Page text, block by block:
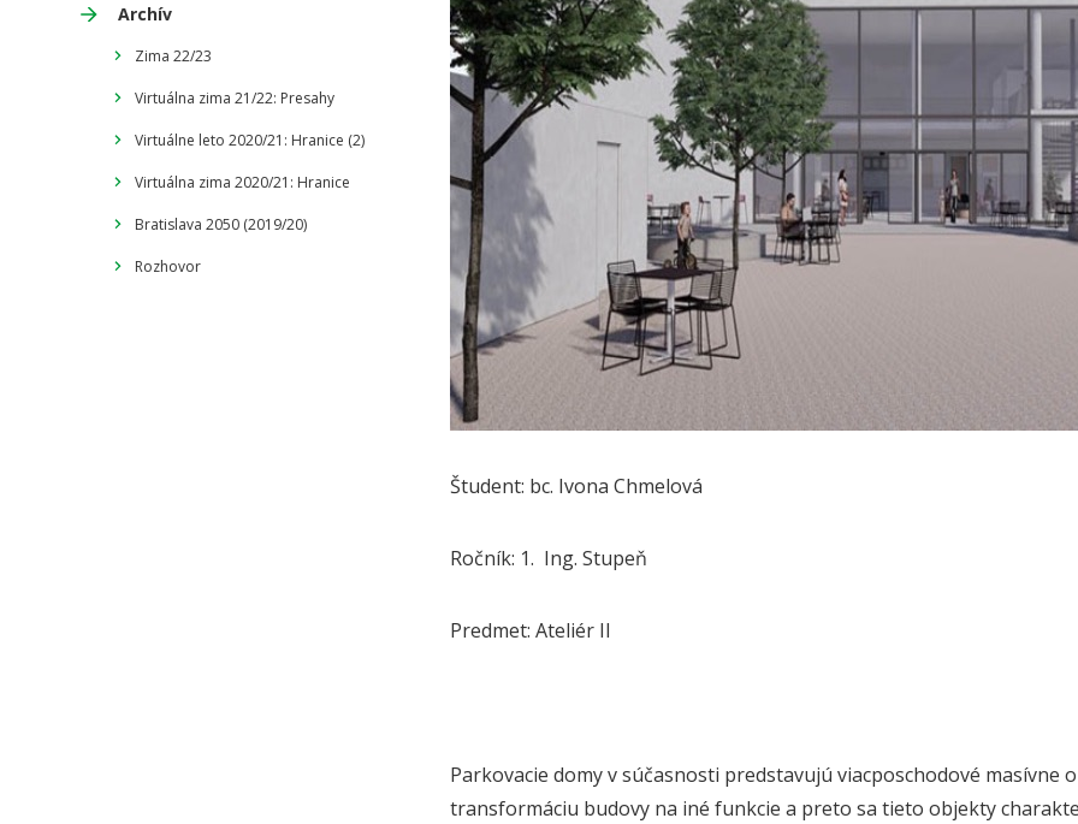
Archív
Zima 22/23
Virtuálna zima 21/22: Presahy
Virtuálne leto 2020/21: Hranice (2)
Virtuálna zima 2020/21: Hranice
Bratislava 2050 (2019/20)
Rozhovor
Študent: bc. Ivona Chmelová
Ročník: 1. Ing. Stupeň
Predmet: Ateliér II
Parkovacie domy v súčasnosti predstavujú viacposchodové
transformáciu budovy na iné funkcie a preto sa tieto objekty